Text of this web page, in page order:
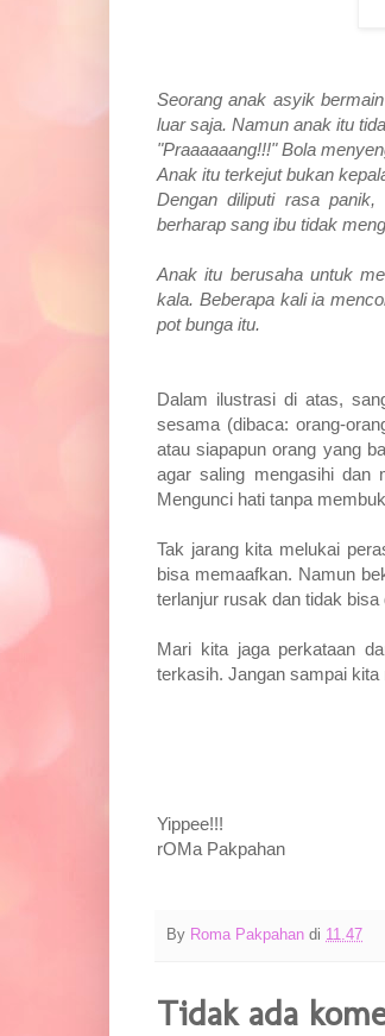
Seorang anak asyik
luar saja. Namun anak itu
"Praaaaaang!!!" Bola
Anak itu terkejut bukan
Dengan diliputi rasa
berharap sang ibu tidak
Anak itu berusaha untuk
kala. Beberapa kali ia
pot bunga itu.
Dalam ilustrasi di atas,
sesama (dibaca: orang-
atau siapapun orang yang
agar saling mengasihi dan
Mengunci hati tanpa
Tak jarang kita melukai
bisa memaafkan. Namun
terlanjur rusak dan tidak
Mari kita jaga perkataan
terkasih. Jangan sampai
Yippee!!!
rOMa Pakpahan
By Roma Pakpahan di 11.47
Tidak ada